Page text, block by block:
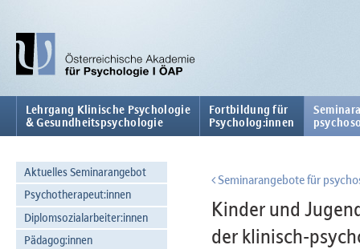
Lehrgang Klinische Psychologie
& Gesundheitspsychologie
Fortbildung für
Psycholog:innen
Aktuelles Seminarangebot
Psychotherapeut:innen
Diplomsozialarbeiter:innen
Pädagog:innen
Seminarangebote für
Kinder und
der klinisch-